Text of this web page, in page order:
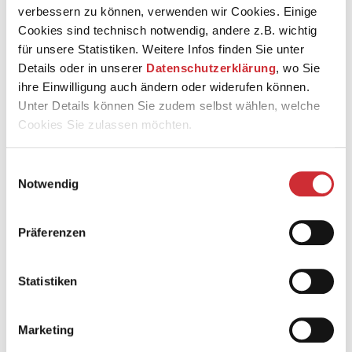
verbessern zu können, verwenden wir Cookies. Einige
Cookies sind technisch notwendig, andere z.B. wichtig
für unsere Statistiken. Weitere Infos finden Sie unter
Details oder in unserer Datenschutzerklärung, wo Sie
ihre Einwilligung auch ändern oder widerufen können.
Unter Details können Sie zudem selbst wählen, welche
Cookies Sie zulassen möchten.
Notwendig
Präferenzen
Statistiken
Marketing
»Musikalische Weisheiten« Vergangenes, um daraus
neue Resonanzräume zu eröffnen. Im Zentrum steht
einmal mehr die Musik Dora Pejačevićs, deren Werke für
Klavierquartett für eine eigenständige, hoch expressive
Tonsprache zwischen spätromantischer Leidenschaft
und tiefer Innerlichkeit stehen.
Fanny Hensel: Klavierquartett As-Dur (1822)
(2024)
Dora Pejačević: Klavierquartett d-Moll op. 25 (1908)